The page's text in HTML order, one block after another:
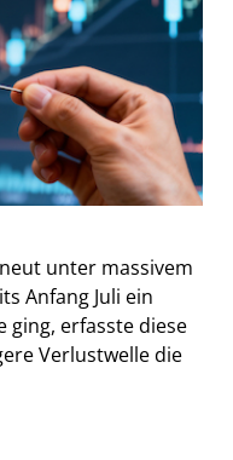
unter massivem
Anfang Juli ein
ging, erfasste diese
Verlustwelle die